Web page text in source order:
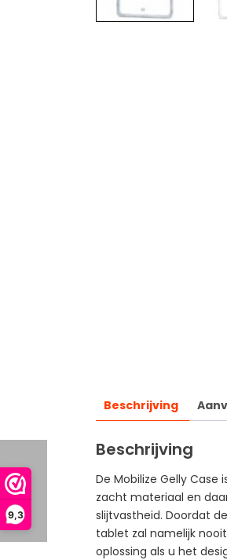
9,3
Beschrijving
Beschrijving
De Mobilize Gelly
zacht materiaal en
slijtvastheid. Doordat
tablet zal namelijk
oplossing als u het